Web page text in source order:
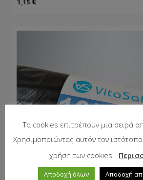
Τα cookies επιτρέπουν μια σειρά
Χρησιμοποιώντας αυτόν τον
χρήση των cookies.
Αποδοχή όλων Αποδοχή